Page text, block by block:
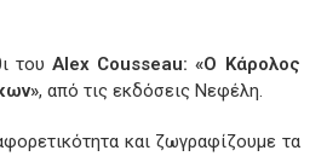
τουAlex Cousseau: «Ο Κάρολος
, από τις εκδόσεις Νεφέλη.
και ζωγραφίζουμε τα